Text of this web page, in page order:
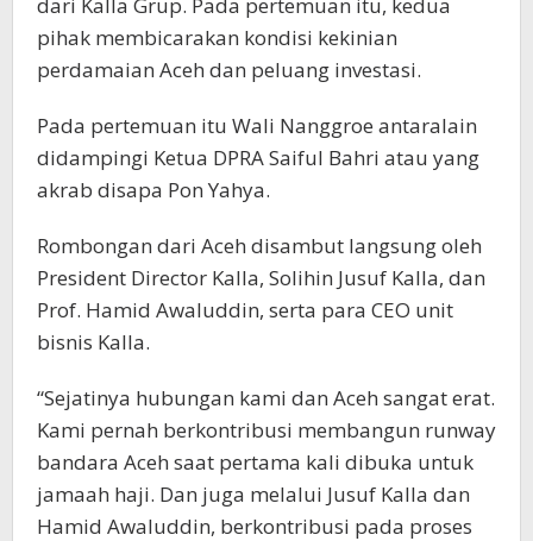
pihak membicarakan kondisi kekinian
perdamaian Aceh dan peluang investasi.
Pada pertemuan itu Wali Nanggroe antaralain
didampingi Ketua DPRA Saiful Bahri atau yang
akrab disapa Pon Yahya.
Rombongan dari Aceh disambut langsung oleh
President Director Kalla, Solihin Jusuf Kalla, dan
Prof. Hamid Awaluddin, serta para CEO unit
bisnis Kalla.
“Sejatinya hubungan kami dan Aceh sangat erat.
Kami pernah berkontribusi membangun runway
bandara Aceh saat pertama kali dibuka untuk
jamaah haji. Dan juga melalui Jusuf Kalla dan
Hamid Awaluddin, berkontribusi pada proses